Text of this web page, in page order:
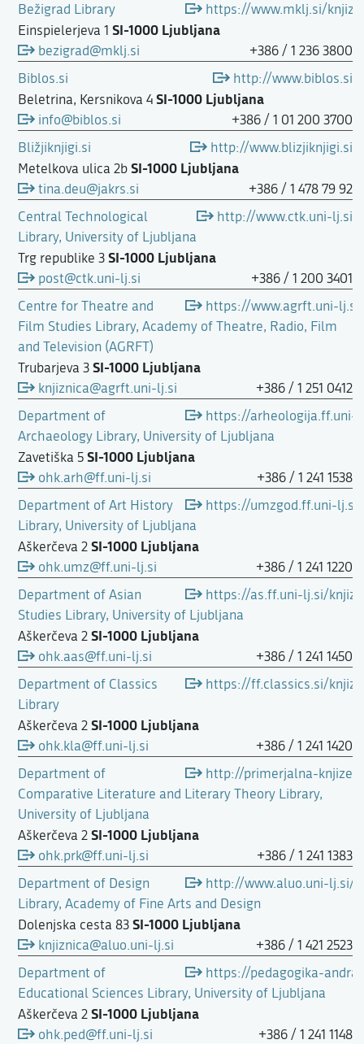
https://www.mklj.si/
Bežigrad Library
Einspielerjeva 1 SI-1000 Ljubljana
+386 / 1 236 3800
bezigrad@mklj.si
http://www.biblos.si
Biblos.si
Beletrina, Kersnikova 4 SI-1000 Ljubljana
+386 / 1 01 200 3700
info@biblos.si
http://www.blizjiknjigi.si
Bližjiknjigi.si
Metelkova ulica 2b SI-1000 Ljubljana
+386 / 1 478 79 92
tina.deu@jakrs.si
http://www.ctk.uni-lj.si
Central Technological
Library, University of Ljubljana
Trg republike 3 SI-1000 Ljubljana
+386 / 1 200 3401
post@ctk.uni-lj.si
https://www.agrft.uni-
Centre for Theatre and
Film Studies Library, Academy of Theatre, Radio, Film
and Television (AGRFT)
Trubarjeva 3 SI-1000 Ljubljana
+386 / 1 251 0412
knjiznica@agrft.uni-lj.si
https://arheologija.ff.uni-
Department of
Archaeology Library, University of Ljubljana
Zavetiška 5 SI-1000 Ljubljana
+386 / 1 241 1538
ohk.arh@ff.uni-lj.si
https://umzgod.ff.uni-
Department of Art History
Library, University of Ljubljana
Aškerčeva 2 SI-1000 Ljubljana
+386 / 1 241 1220
ohk.umz@ff.uni-lj.si
https://as.ff.uni-lj.si/
Department of Asian
Studies Library, University of Ljubljana
Aškerčeva 2 SI-1000 Ljubljana
+386 / 1 241 1450
ohk.aas@ff.uni-lj.si
https://ff.classics.si/
Department of Classics
Library
Aškerčeva 2 SI-1000 Ljubljana
+386 / 1 241 1420
ohk.kla@ff.uni-lj.si
http://primerjalna-
Department of
Comparative Literature and Literary Theory Library,
University of Ljubljana
Aškerčeva 2 SI-1000 Ljubljana
+386 / 1 241 1383
ohk.prk@ff.uni-lj.si
http://www.aluo.uni-lj.si/
Department of Design
Library, Academy of Fine Arts and Design
Dolenjska cesta 83 SI-1000 Ljubljana
+386 / 1 421 2523
knjiznica@aluo.uni-lj.si
https://pedagogika-
Department of
Educational Sciences Library, University of Ljubljana
Aškerčeva 2 SI-1000 Ljubljana
+386 / 1 241 1148
ohk.ped@ff.uni-lj.si